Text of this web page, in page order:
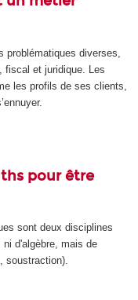
problématiques diverses,
fiscal et juridique. Les
les profils de ses clients,
pour être
sont deux disciplines
d'algèbre, mais de
soustraction).